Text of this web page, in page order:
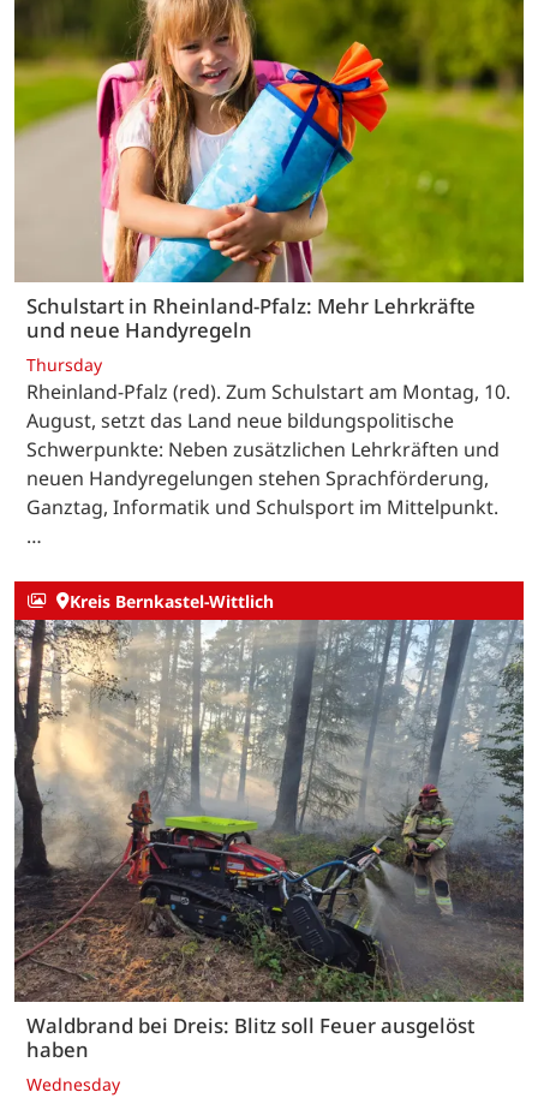
Schulstart in Rheinland-Pfalz: Mehr Lehrkräfte
und neue Handyregeln
Thursday
Rheinland-Pfalz (red). Zum Schulstart am Montag, 10.
August, setzt das Land neue bildungspolitische
Schwerpunkte: Neben zusätzlichen Lehrkräften und
neuen Handyregelungen stehen Sprachförderung,
Ganztag, Informatik und Schulsport im Mittelpunkt.
…
Kreis Bernkastel-Wittlich
Waldbrand bei Dreis: Blitz soll Feuer ausgelöst
haben
Wednesday